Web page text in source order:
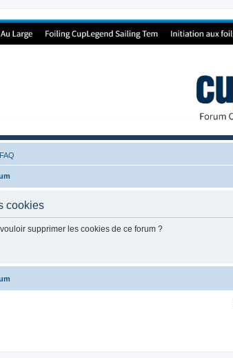
In Europe
FAQ
cookies
supprimer les cookies de ce forum ?